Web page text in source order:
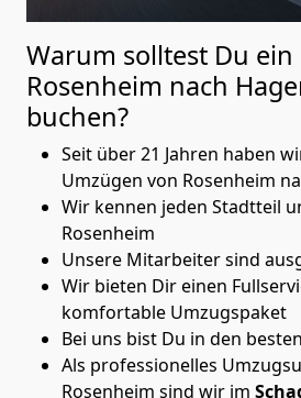
Warum solltest Du
Rosenheim nach
buchen?
Seit über 21 Jahren haben
Umzügen von Rosenheim
Wir kennen jeden Stadtteil
Rosenheim
Unsere Mitarbeiter sind
Wir bieten Dir einen
komfortable Umzugspaket
Bei uns bist Du in den
Als professionelles
Rosenheim sind wir im